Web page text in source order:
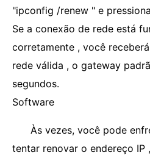
"ipconfig /renew " e
Se a conexão de rede está
corretamente , você
rede válida , o gateway
segundos.
Software
Às vezes, você pode
tentar renovar o endereço IP